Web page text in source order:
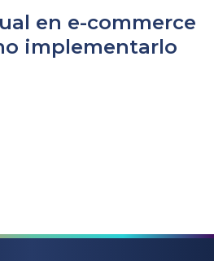
en e-commerce
implementarlo